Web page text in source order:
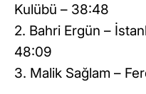
Kulübü – 38:48
2. Bahri Ergün –
48:09
3. Malik Sağlam –